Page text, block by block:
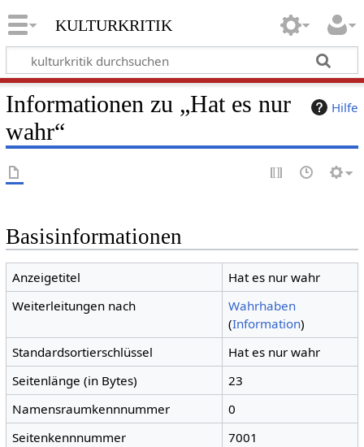
kulturkritik
Hilfe
Informationen zu „Hat es nur
wahr“
Basisinformationen
Anzeigetitel
Hat es nur wahr
Weiterleitungen nach
Wahrhaben
(Information)
Standardsortierschlüssel
Hat es nur wahr
Seitenlänge (in Bytes)
23
Namensraumkennnummer
0
Seitenkennnummer
7001